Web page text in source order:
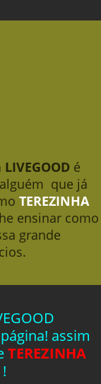
é
que já
TEREZINHA
ensinar como
grande
assim
TEREZINHA
!